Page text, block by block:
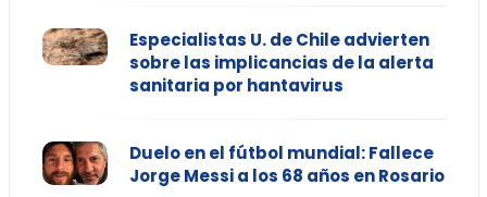
Especialistas U. de Chile advierten
sobre las implicancias de la alerta
sanitaria por hantavirus
Duelo en el fútbol mundial: Fallece
Jorge Messi a los 68 años en Rosario